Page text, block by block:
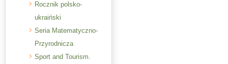
Rocznik polsko-
ukraiński
Seria Matematyczno-
Przyrodnicza
Sport and Tourism.